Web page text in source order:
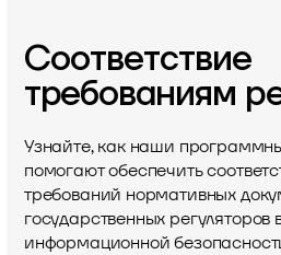
Соответствие
требованиям
Узнайте, как наши
помогают обеспечить
требований нормативных
государственных регуляторов
информационной